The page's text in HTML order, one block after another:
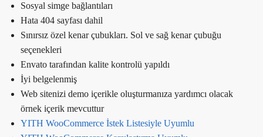
Sosyal simge bağlantıları
Hata 404 sayfası dahil
Sınırsız özel kenar çubukları. Sol ve sağ kenar çubuğu
seçenekleri
Envato tarafından kalite kontrolü yapıldı
İyi belgelenmiş
Web sitenizi demo içerikle oluşturmanıza yardımcı olacak
örnek içerik mevcuttur
YITH WooCommerce İstek Listesiyle Uyumlu